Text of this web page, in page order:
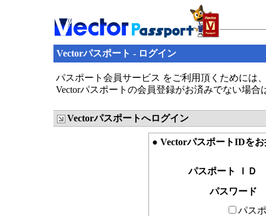
Vectorパスポート - ログイン
パスポート会員サービス をご利用頂くためには
Vectorパスポートの会員登録がお済みでない場
Vectorパスポートへログイン
● VectorパスポートIDを
パスポート ＩＤ
パスワード
パス